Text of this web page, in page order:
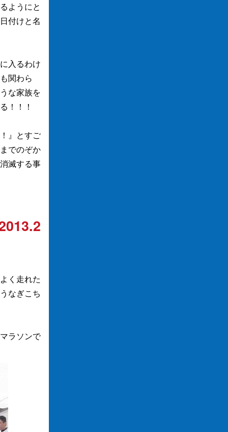
ようにと
付けと名
入るわけ
関わら
な家族を
！！！
』とすご
でのぞか
滅する事
く走れた
なぎこち
ラソンで